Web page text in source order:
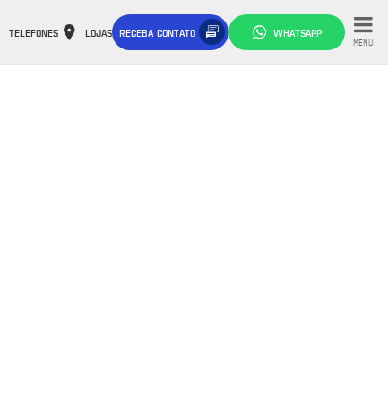
TELEFONES LOJAS RECEBA CONTATO WHATSAPP
MENU